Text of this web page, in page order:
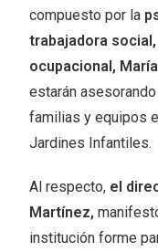
compuesto por la
trabajadora
ocupacional,
estarán
familias y equipos
Jardines Infantiles.
Al respecto, el
Martínez,
institución forme